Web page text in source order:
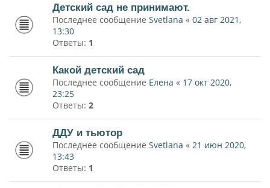
Детский сад не принимают.
Последнее сообщение Svetlana « 02 авг 2021,
13:30
Ответы: 1
Какой детский сад
Последнее сообщение Елена « 17 окт 2020,
23:25
Ответы: 2
ДДУ и тьютор
Последнее сообщение Svetlana « 21 июн 2020,
13:43
Ответы: 1